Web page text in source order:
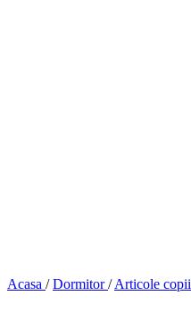
Acasa / Dormitor/ Articole copii